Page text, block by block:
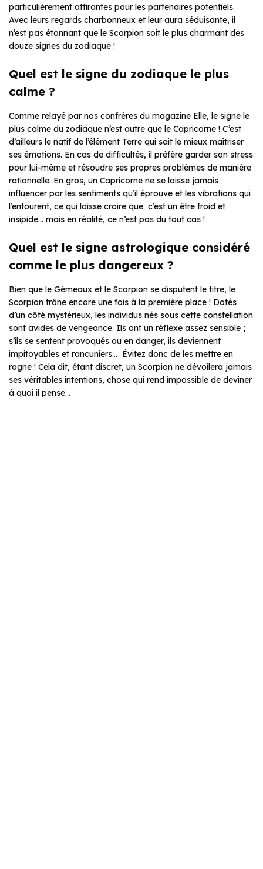
particulièrement attirantes pour les partenaires potentiels.
Avec leurs regards charbonneux et leur aura séduisante, il
n’est pas étonnant que le Scorpion soit le plus charmant des
douze signes du zodiaque !
Quel est le signe du zodiaque le plus
calme ?
Comme relayé par nos confrères du magazine Elle, le signe le
plus calme du zodiaque n’est autre que le Capricorne ! C’est
d’ailleurs le natif de l’élément Terre qui sait le mieux maîtriser
ses émotions. En cas de difficultés, il préfère garder son stress
pour lui-même et résoudre ses propres problèmes de manière
rationnelle. En gros, un Capricorne ne se laisse jamais
influencer par les sentiments qu’il éprouve et les vibrations qui
l’entourent, ce qui laisse croire que c’est un être froid et
insipide… mais en réalité, ce n’est pas du tout cas !
Quel est le signe astrologique considéré
comme le plus dangereux ?
Bien que le Gémeaux et le Scorpion se disputent le titre, le
Scorpion trône encore une fois à la première place ! Dotés
d’un côté mystérieux, les individus nés sous cette constellation
sont avides de vengeance. Ils ont un réflexe assez sensible ;
s’ils se sentent provoqués ou en danger, ils deviennent
impitoyables et rancuniers… Évitez donc de les mettre en
rogne ! Cela dit, étant discret, un Scorpion ne dévoilera jamais
ses véritables intentions, chose qui rend impossible de deviner
à quoi il pense…